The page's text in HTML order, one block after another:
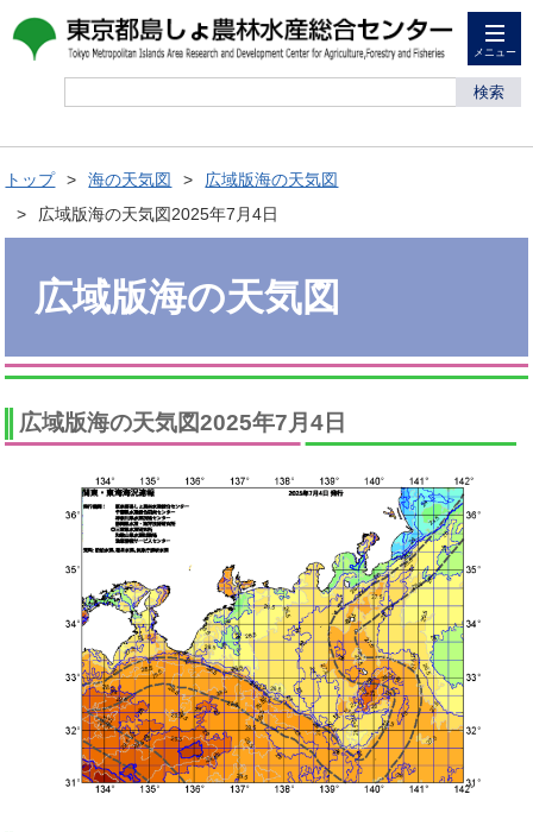
メニュー
検索
トップ 海の天気図
広域版海の天気図
広域版海の天気図2025年7月4日
広域版海の天気図
広域版海の天気図2025年7月4日